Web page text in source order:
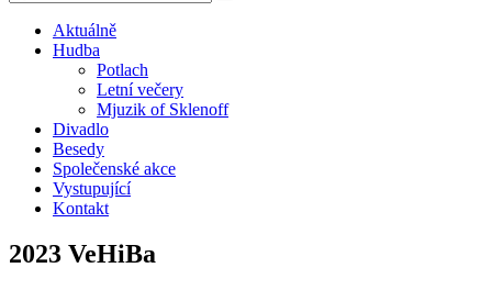
Aktuálně
Hudba
Potlach
Letní večery
Mjuzik of Sklenoff
Divadlo
Besedy
Společenské akce
Vystupující
Kontakt
2023 VeHiBa